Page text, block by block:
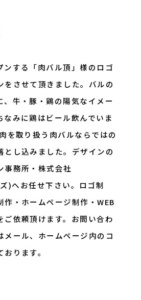
する「肉バル頂」様のロゴ
をさせて頂きました。バルの
、牛・豚・鶏の陽気なイメー
みに鶏はビール飲んでいま
を取り扱う肉バルならではの
し込みました。デザインの
事務所・株式会社
)へお任せ下さい。ロゴ制
・ホームページ制作・WEB
ご依頼頂けます。お問い合わ
ール、ホームページ内のコ
ります。